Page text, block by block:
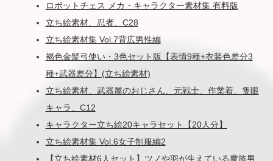
ロボットチェス メカ・キャラクター素材集 有料版
立ち絵素材、忍者、C28
立ち絵素材集 Vol.7背広男性編
褐色金髪弓使い・3色セット版【表情9種+衣装色差分3
種+武器差分】(立ち絵素材)
立ち絵素材、武器屋のおじさん、元戦士、作業着、隻眼
キャラ、C12
キャラクター立ち絵20キャラセット【20人分】
立ち絵素材集 Vol.6女子制服編2
【立ち絵素材6人セット】ツノや羽が生えている魔族男